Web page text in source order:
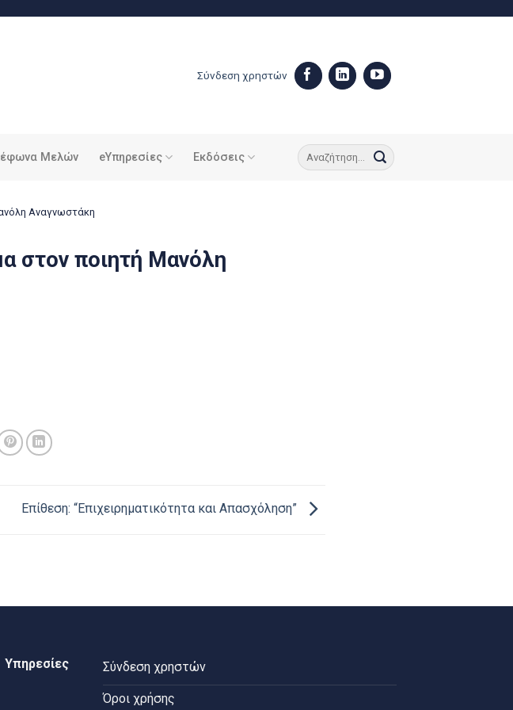
Σύνδεση χρηστών
Μελών eΥπηρεσίες Εκδόσεις
Αναγνωστάκη
στον ποιητή Μανόλη
Επίθεση: “Επιχειρηματικότητα και Απασχόληση”
Υπηρεσίες Σύνδεση χρηστών
Όροι χρήσης